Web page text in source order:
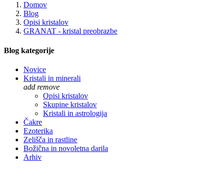
Domov
Blog
Opisi kristalov
GRANAT - kristal preobrazbe
Blog kategorije
Novice
Kristali in minerali
add remove
Opisi kristalov
Skupine kristalov
Kristali in astrologija
Čakre
Ezoterika
Zelišča in rastline
Božična in novoletna darila
Arhiv